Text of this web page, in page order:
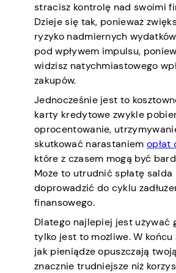
stracisz kontrolę nad swoimi
Dzieje się tak, ponieważ
ryzyko nadmiernych
pod wpływem impulsu,
widzisz natychmiastowego
zakupów.
Jednocześnie jest to
karty kredytowe zwykle
oprocentowanie,
skutkować narastaniemopłat
które z czasem mogą być
Może to utrudnić spłatę salda
doprowadzić do cyklu
finansowego.
Dlatego najlepiej jest używać
tylko jest to możliwe. W końcu
jak pieniądze opuszczają
znacznie trudniejsze niż